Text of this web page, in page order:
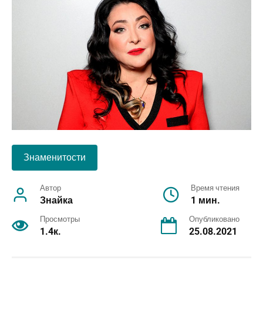
Знаменитости
Автор
Знайка
Время чтения
1 мин.
Просмотры
1.4к.
Опубликовано
25.08.2021